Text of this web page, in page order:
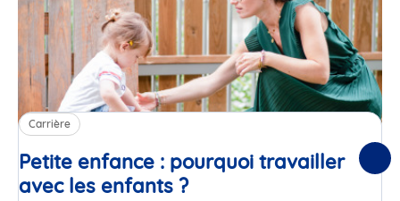
Carrière
Petite enfance : pourquoi travailler
avec les enfants ?Article